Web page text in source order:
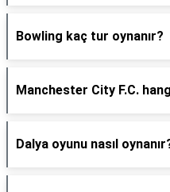
Bowling kaç tur oynanır?
Manchester City F.C.
Dalya oyunu nasıl